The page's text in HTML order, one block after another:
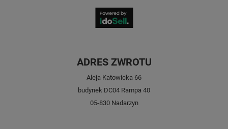
ADRES ZWROTU
Aleja Katowicka 66
budynek DC04 Rampa 40
05-830 Nadarzyn